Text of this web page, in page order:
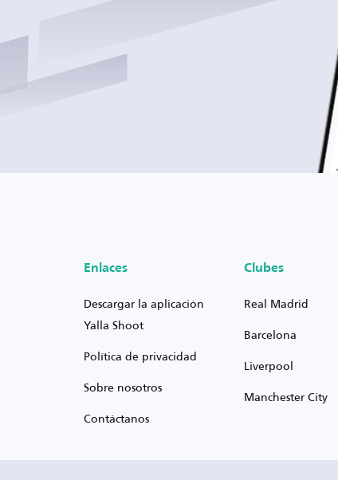
Enlaces
Descargar la aplicación
Yalla Shoot
Política de privacidad
Sobre nosotros
Contáctanos
Clubes
Real Madrid
Barcelona
Liverpool
Manchester City